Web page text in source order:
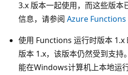
3.x 版本一起使用，而这些版本
信息，请参阅 Azure Functions
使用 Functions 运行时版本 1.x
版本 1.x，该版本仍然受到支持
能在Windows计算机上本地运